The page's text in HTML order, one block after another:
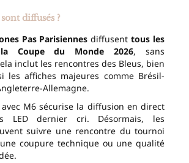
diffusés ?
Pas Parisiennes diffusenttous les
Coupe du Monde 2026, sans
inclut les rencontres des Bleus, bien
les affiches majeures comme Brésil-
Allemagne.
M6 sécurise la diffusion en direct
LED dernier cri. Désormais, les
suivre une rencontre du tournoi
coupure technique ou une qualité